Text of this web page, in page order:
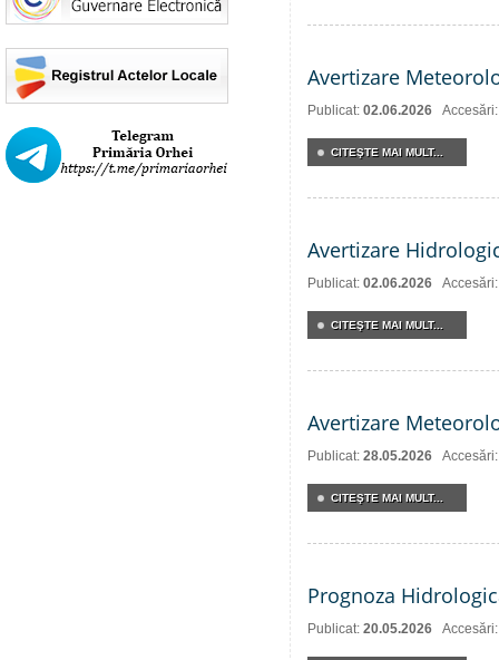
Avertizare
Publicat: 02.06.2026
CITEŞTE MAI MULT...
Avertizare
Publicat: 02.06.2026
CITEŞTE MAI MULT...
Avertizare
Publicat: 28.05.2026
CITEŞTE MAI MULT...
Prognoza
Publicat: 20.05.2026